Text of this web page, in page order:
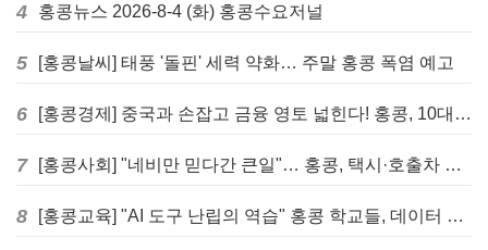
4 홍콩뉴스 2026-8-4 (화) 홍콩수요저널
5 [홍콩날씨] 태풍 '돌핀' 세력 약화… 주말 홍콩 폭염 예고
6 [홍콩경제] 중국과 손잡고 금융 영토 넓힌다! 홍콩, 10대 신규 정책 발표
7 [홍콩사회] "네비만 믿다간 큰일"… 홍콩, 택시·호출차 통합 시험 도입하며 규제 본격화
8 [홍콩교육] "AI 도구 난립의 역습" 홍콩 학교들, 데이터 고립에 교육 효과 평가 비상